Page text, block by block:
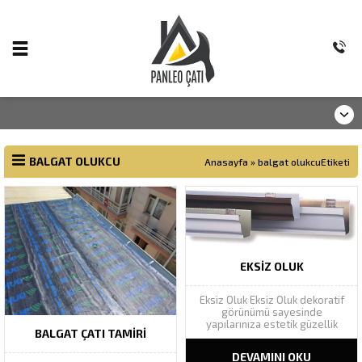
BALGAT OLUKCU Anasayfa » balgat olukcuEtiketi
BALGAT ÇATI TAMIRI
EKSIZ OLUK
Eksiz Oluk Eksiz Oluk dekoratif
görünümü sayesinde
yapılarınıza estetik güzellik
katarak yapı bütünlüğünü
DEVAMINI OKU